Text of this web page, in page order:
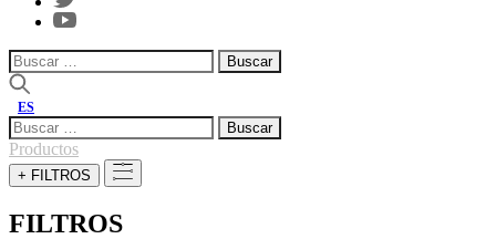
Buscar:
ES
Buscar:
Productos
+ FILTROS
FILTROS